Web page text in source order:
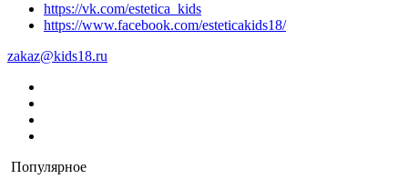
https://vk.com/estetica_kids
https://www.facebook.com/esteticakids18/
zakaz@kids18.ru
Популярное